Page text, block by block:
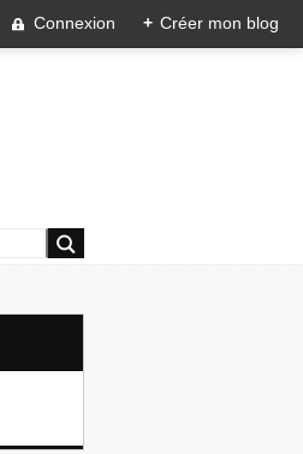
Connexion + Créer mon blog